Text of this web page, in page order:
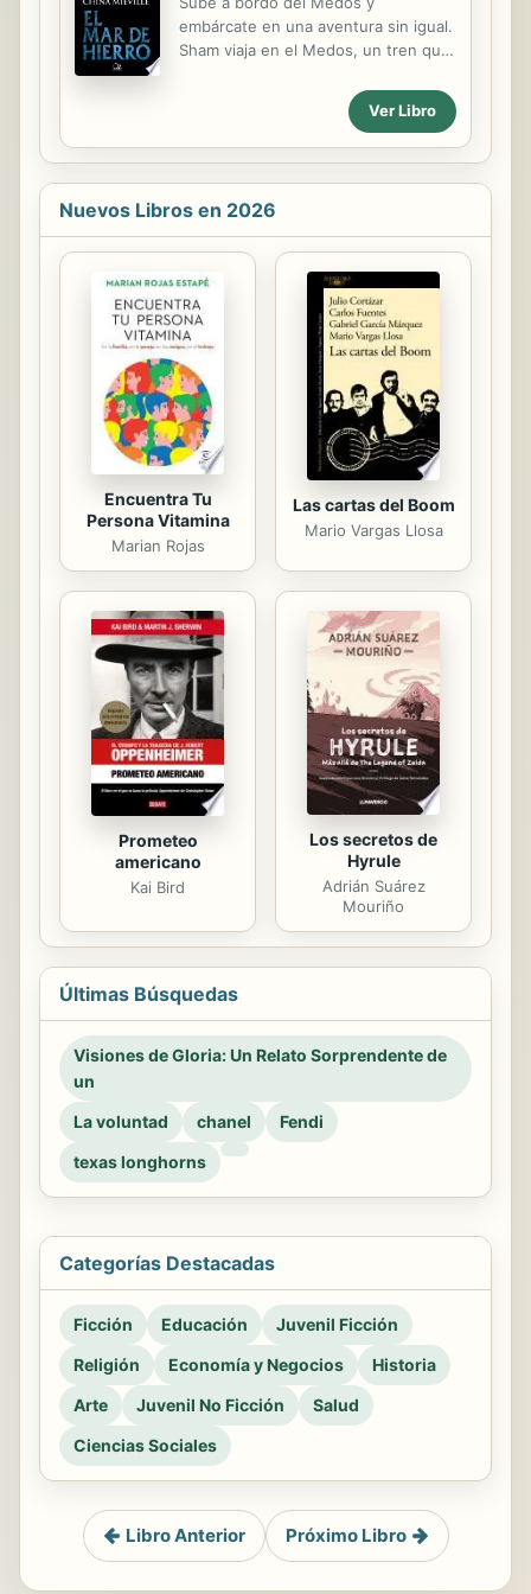
persona. Es así como ha visto a su
hermana copiar en un examen de
mates, o a su profesor tomarse un
trago antes de dar clase. Pero nada
podía prepararla para el momento en
que se encuentra en la mente de...
embárcate en una aventura sin igual.
Sham viaja en el Medos, un tren que
conforman el Mar de Hierro, en el
que habitan numerosas criaturas
monstruosas y se esconden terribles
peligros. En los escombros de un
unas fotos que lo pondrán sobre la
pista de algo que, hasta entonces,
creía imposible. Pronto piratas,
tripulaciones de trenes, monstruos y
cazatesoros irán tras él y sus
amigos, y la vida en el Mar de Hierro
cambiará para siempre.
Ver Libro
Nuevos Libros en 2026
Encuentra Tu
Persona Vitamina
Marian Rojas
Las cartas del Boom
Mario Vargas Llosa
Prometeo
americano
Kai Bird
Los secretos de
Hyrule
Adrián Suárez
Mouriño
Últimas Búsquedas
Visiones de Gloria: Un Relato Sorprendente de
un
La voluntad
chanel
Fendi
texas longhorns
Categorías Destacadas
Ficción Educación
Juvenil Ficción
Religión
Economía y Negocios
Historia
Arte
Juvenil No Ficción
Salud
Ciencias Sociales
Libro Anterior Próximo Libro